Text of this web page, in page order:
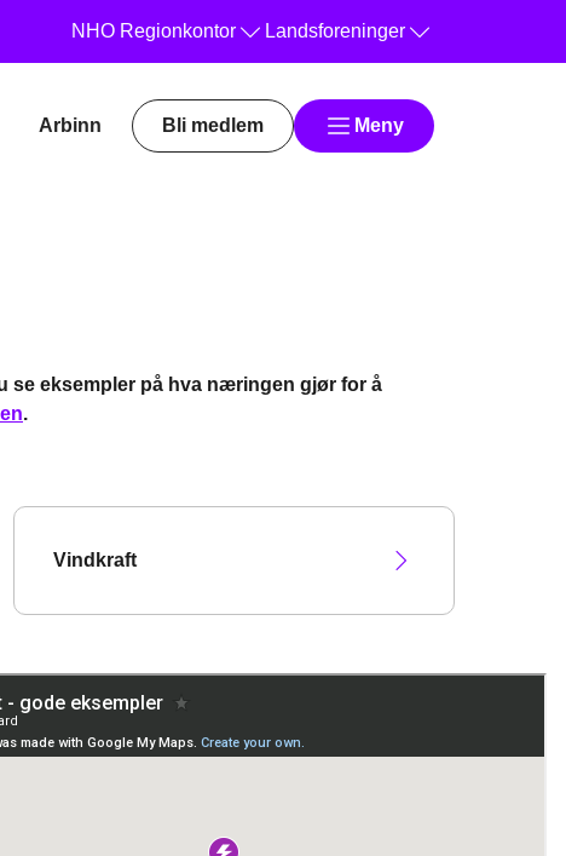
NHO Regionkontor Landsforeninger
Arbinn Bli medlem Meny
se eksempler på hva næringen gjør for å
.
Vindkraft